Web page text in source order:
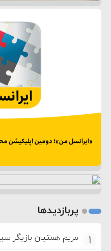
پربازدیدها
1 مریم همتیان بازیگر